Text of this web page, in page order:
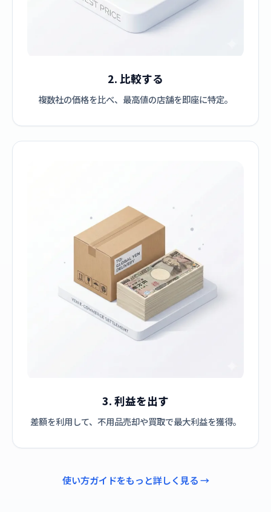
2. 比較する
複数社の価格を比べ、最高値の店舗を即座に特定。
3. 利益を出す
差額を利用して、不用品売却や買取で最大利益を獲得。
使い方ガイドをもっと詳しく見る →